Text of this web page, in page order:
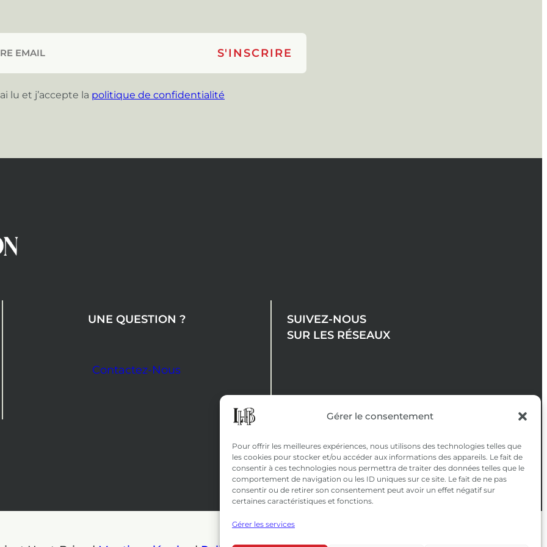
Gérer le consentement
Pour offrir les meilleures expériences, nous utilisons des technologies telles que
les cookies pour stocker et/ou accéder aux informations des appareils. Le fait de
consentir à ces technologies nous permettra de traiter des données telles que le
comportement de navigation ou les ID uniques sur ce site. Le fait de ne pas
consentir ou de retirer son consentement peut avoir un effet négatif sur
certaines caractéristiques et fonctions.
Gérer les services
lu et j’accepte la politique de confidentialité
UNE QUESTION ?
Contactez-Nous
SUIVEZ-NOUS
SUR LES RÉSEAUX